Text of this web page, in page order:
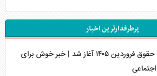
و فروپاشی روایت دوگانه غرب
تل‌آویو-واشنگتن
در نقطه کور سیاستگذاری
پرطرفدارترین اخبار
واریز مابه‌التفاوت حقوق فروردین ۱۴۰۵ آغاز شد | خبر خوش برای